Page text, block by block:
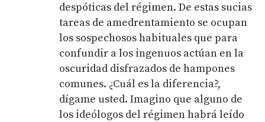
despóticas del régimen. De estas sucias
tareas de amedrentamiento se ocupan
los sospechosos habituales que para
confundir a los ingenuos actúan en la
oscuridad disfrazados de hampones
comunes. ¿Cuál es la diferencia?,
dígame usted. Imagino que alguno de
los ideólogos del régimen habrá leído